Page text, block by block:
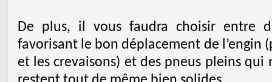
De plus, il vous faudra choisir entre
favorisant le bon déplacement de l’engin
et les crevaisons) et des pneus pleins